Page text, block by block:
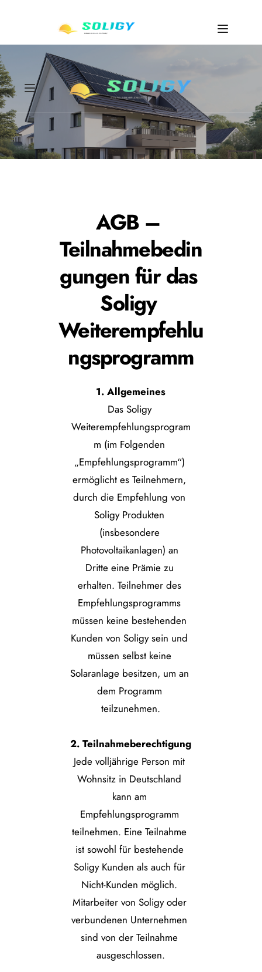
AGB –
Teilnahmebedin
gungen für das
Soligy
Weiterempfehlu
ngsprogramm
1. Allgemeines
Das Soligy
Weiterempfehlungsprogram
m (im Folgenden
„Empfehlungsprogramm“)
ermöglicht es Teilnehmern,
durch die Empfehlung von
Soligy Produkten
(insbesondere
Photovoltaikanlagen) an
Dritte eine Prämie zu
erhalten. Teilnehmer des
Empfehlungsprogramms
müssen keine bestehenden
Kunden von Soligy sein und
müssen selbst keine
Solaranlage besitzen, um an
dem Programm
teilzunehmen.
2. Teilnahmeberechtigung
Jede volljährige Person mit
Wohnsitz in Deutschland
kann am
Empfehlungsprogramm
teilnehmen. Eine Teilnahme
ist sowohl für bestehende
Soligy Kunden als auch für
Nicht-Kunden möglich.
Mitarbeiter von Soligy oder
verbundenen Unternehmen
sind von der Teilnahme
ausgeschlossen.